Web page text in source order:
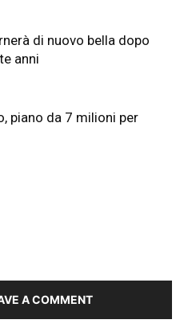
di nuovo bella dopo
anni
piano da 7 milioni per
A COMMENT